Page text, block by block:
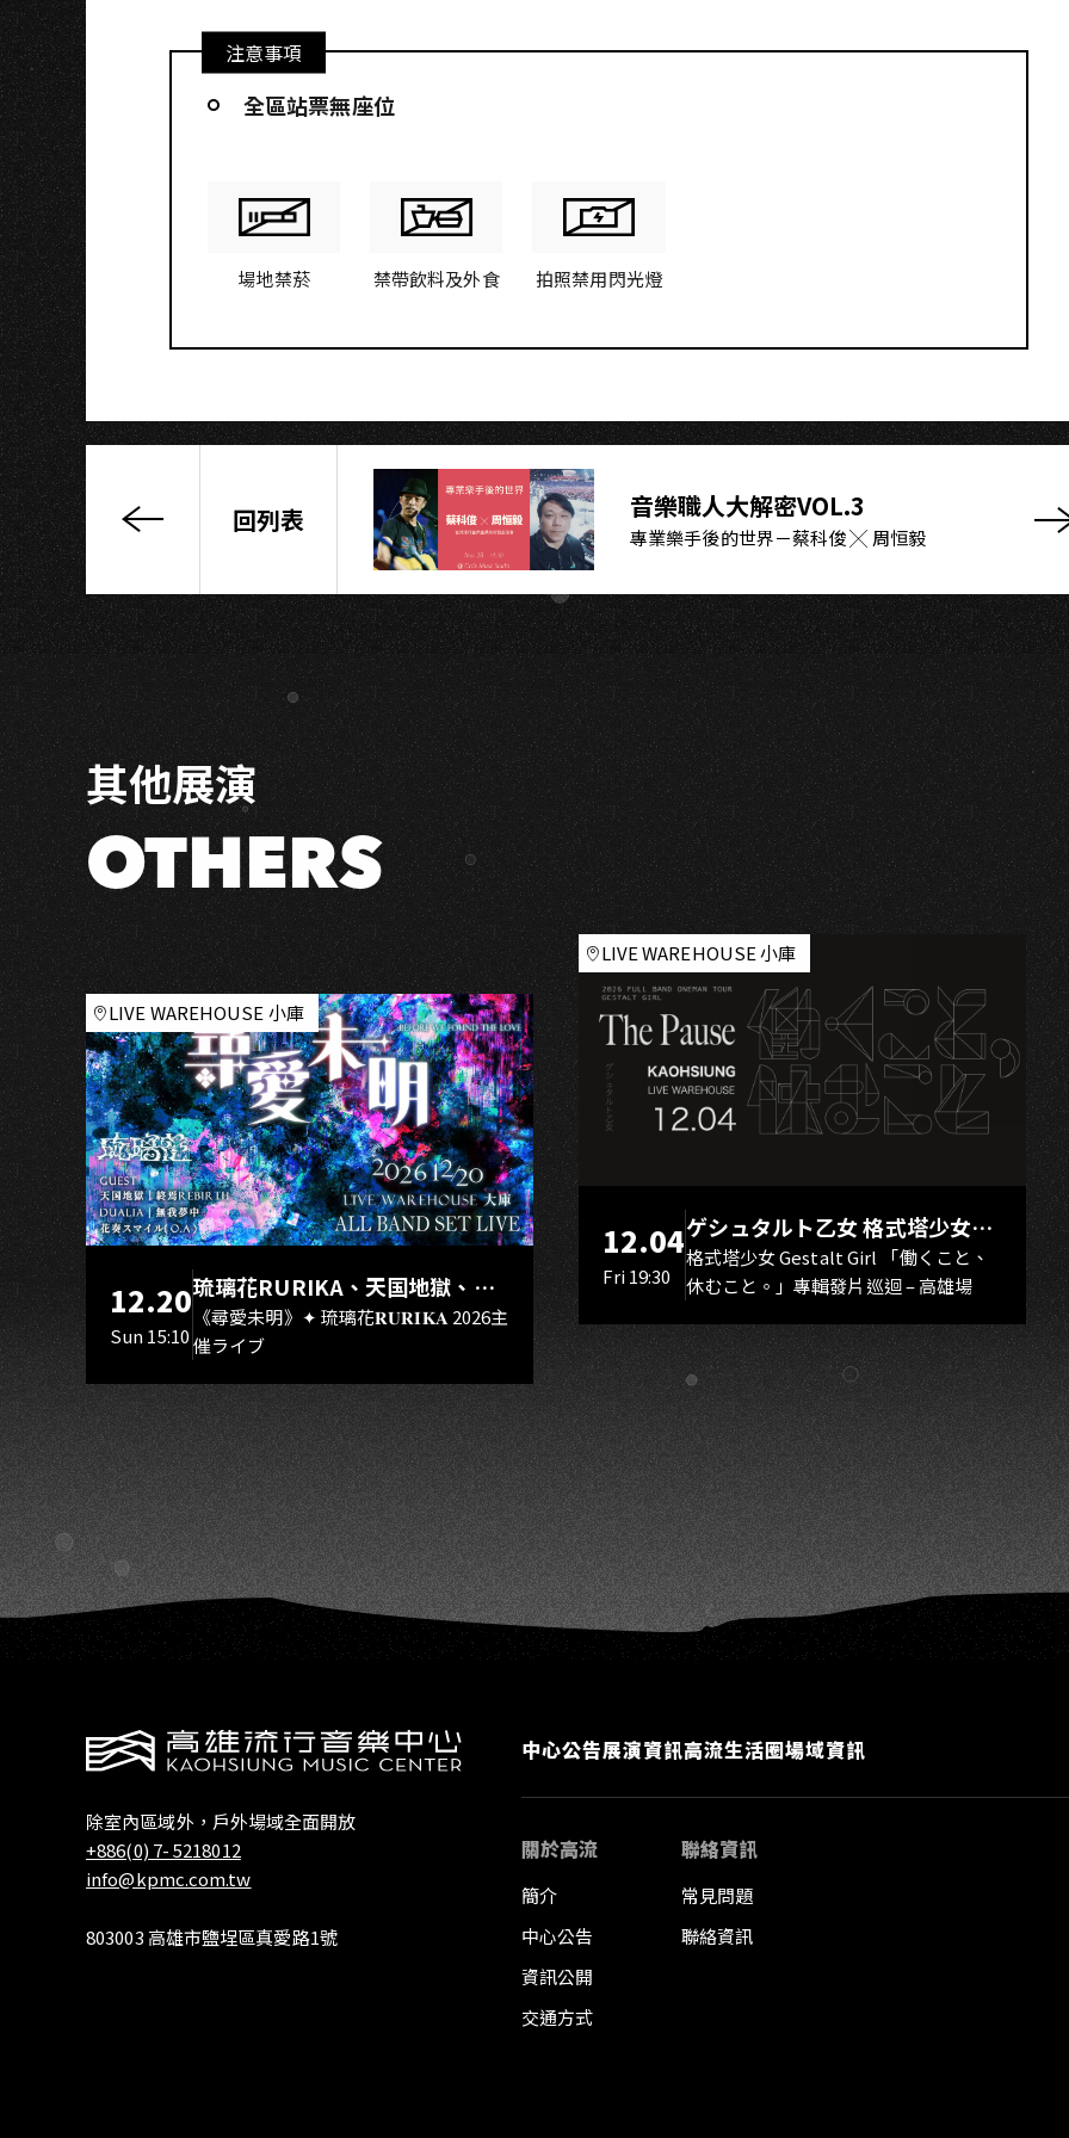
注意事項
全區站票無座位
場地禁菸 禁帶飲料及外食 拍照禁用閃光燈
╳
市
集
╳
演
出
╳
舞
台
╳
電
動
╳
對
戰
回列表 音樂職人大解密VOL.3
專業樂手後的世界－蔡科俊 ╳ 周恒毅
其他展演
OTHERS
LIVE WAREHOUSE 小庫
12.20
Sun 15:10
琉璃花RURIKA、天国地獄、終
焉Rebirth、DUALIA、無我夢
中、花奏スマイル（O.A.）
《尋愛未明》✦ 琉璃花𝐑𝐔𝐑𝐈𝐊𝐀 2026主
催ライブ
LIVE WAREHOUSE 小庫
12.04
Fri 19:30
ゲシュタルト乙女 格式塔少女
Gestalt Girl
格式塔少女 Gestalt Girl 「働くこと、
休むこと。」專輯發片巡迴 – 高雄場
除室內區域外，戶外場域全面開放
+886(0) 7- 5218012
info@kpmc.com.tw
803003 高雄市鹽埕區真愛路1號
中心公告展演資訊高流生活圈場域資訊
關於高流
簡介
中心公告
資訊公開
交通方式
聯絡資訊
常見問題
聯絡資訊